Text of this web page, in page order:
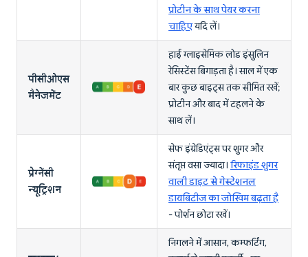
प्रोटीन के साथ पेयर करना
चाहिएयदि लें।
पीसीओएस
मैनेजमेंट
हाई ग्लाइसेमिक लोड इंसुलिन
रेसिस्टेंस बिगाड़ता है। साल में एक
बार कुछ बाइट्स तक सीमित रखें;
प्रोटीन और बाद में टहलने के
साथ लें।
प्रेग्नेंसी
न्यूट्रिशन
सेफ इंग्रेडिएंट्स पर शुगर और
संतृप्त वसा ज्यादा। रिफाइंड शुगर
वाली डाइट से गेस्टेशनल
डायबिटीज का जोखिम बढ़ता है
- पोर्शन छोटा रखें।
निगलने में आसान, कम्फर्टिंग,